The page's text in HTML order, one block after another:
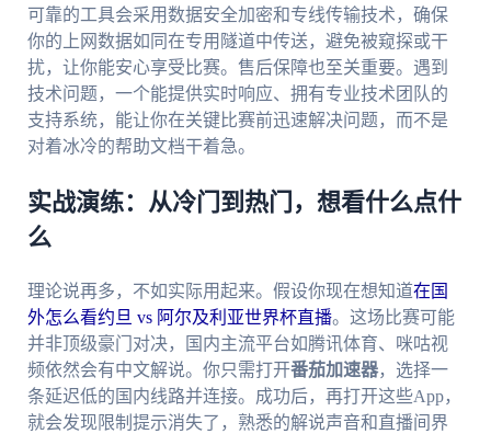
可靠的工具会采用数据安全加密和专线传输技术，确保
你的上网数据如同在专用隧道中传送，避免被窥探或干
扰，让你能安心享受比赛。售后保障也至关重要。遇到
技术问题，一个能提供实时响应、拥有专业技术团队的
支持系统，能让你在关键比赛前迅速解决问题，而不是
对着冰冷的帮助文档干着急。
实战演练：从冷门到热门，想看什么点什
么
理论说再多，不如实际用起来。假设你现在想知道在国
外怎么看约旦 vs 阿尔及利亚世界杯直播。这场比赛可能
并非顶级豪门对决，国内主流平台如腾讯体育、咪咕视
频依然会有中文解说。你只需打开番茄加速器，选择一
条延迟低的国内线路并连接。成功后，再打开这些App，
就会发现限制提示消失了，熟悉的解说声音和直播间界